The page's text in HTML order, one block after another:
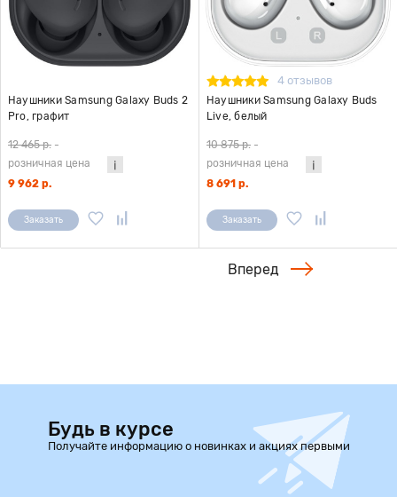
Наушники Samsung Galaxy Buds 2
Pro, графит
12 465 р. -
розничная цена
9 962 р.
Заказать
4 отзывов
Наушники Samsung Galaxy Buds
Live, белый
10 875 р. -
розничная цена
8 691 р.
Заказать
Вперед
Будь в курсе
Получайте информацию о новинках и акциях первыми